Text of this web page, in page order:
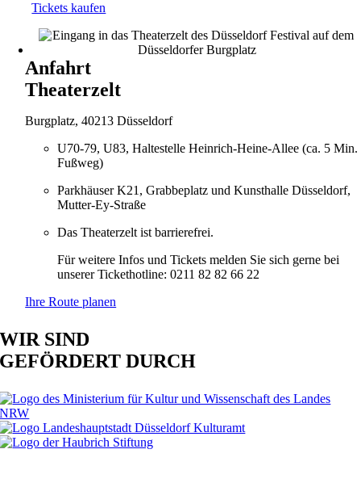
Tickets kaufen
Anfahrt
Theaterzelt
Burgplatz, 40213 Düsseldorf
U70-79, U83, Haltestelle Heinrich-Heine-Allee (ca. 5 Min.
Fußweg)
Parkhäuser K21, Grabbeplatz und Kunsthalle Düsseldorf,
Mutter-Ey-Straße
Das Theaterzelt ist barrierefrei.
Für weitere Infos und Tickets melden Sie sich gerne bei
unserer Tickethotline: 0211 82 82 66 22
Ihre Route planen
WIR SIND
GEFÖRDERT DURCH